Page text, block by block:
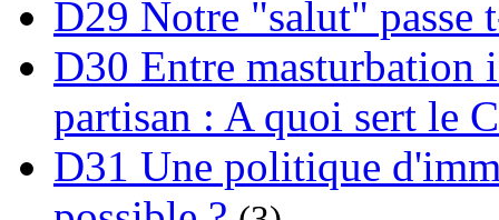
D29 Notre "salut" passe
D30 Entre masturbation
partisan : A quoi sert le
D31 Une politique